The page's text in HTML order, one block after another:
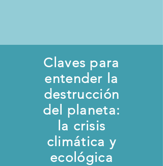
Claves para
entender la
destrucción
del planeta:
la crisis
climática y
ecológica